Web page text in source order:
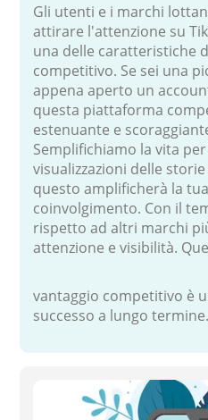
Gli utenti e i marchi
attirare l'attenzione su
una delle caratteristiche
competitivo. Se sei una
appena aperto un
questa piattaforma
estenuante e
Semplifichiamo la vita
visualizzazioni delle
questo amplificherà la
coinvolgimento. Con il
rispetto ad altri marchi
attenzione e visibilità.
vantaggio competitivo è
successo a lungo termine.